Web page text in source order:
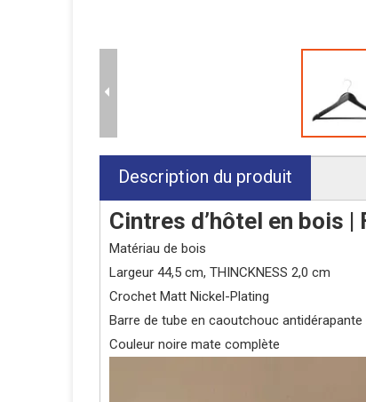
Description du produit
Cintres d’hôtel en bois
Matériau de bois
Largeur 44,5 cm, THINCKNESS 2,0 cm
Crochet Matt Nickel-
Barre de tube en caoutchouc
Couleur noire mate complète